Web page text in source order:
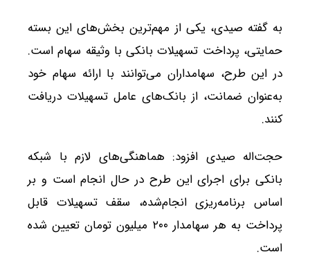
به گفته صیدی، یکی از مهم‌ترین بخش‌های این بسته
حمایتی، پرداخت تسهیلات بانکی با وثیقه سهام است.
در این طرح، سهامداران می‌توانند با ارائه سهام خود
به‌عنوان ضمانت، از بانک‌های عامل تسهیلات دریافت
کنند.
حجت‌اله صیدی افزود: هماهنگی‌های لازم با شبکه
بانکی برای اجرای این طرح در حال انجام است و بر
اساس برنامه‌ریزی انجام‌شده، سقف تسهیلات قابل
پرداخت به هر سهامدار ۲۰۰ میلیون تومان تعیین شده
است.